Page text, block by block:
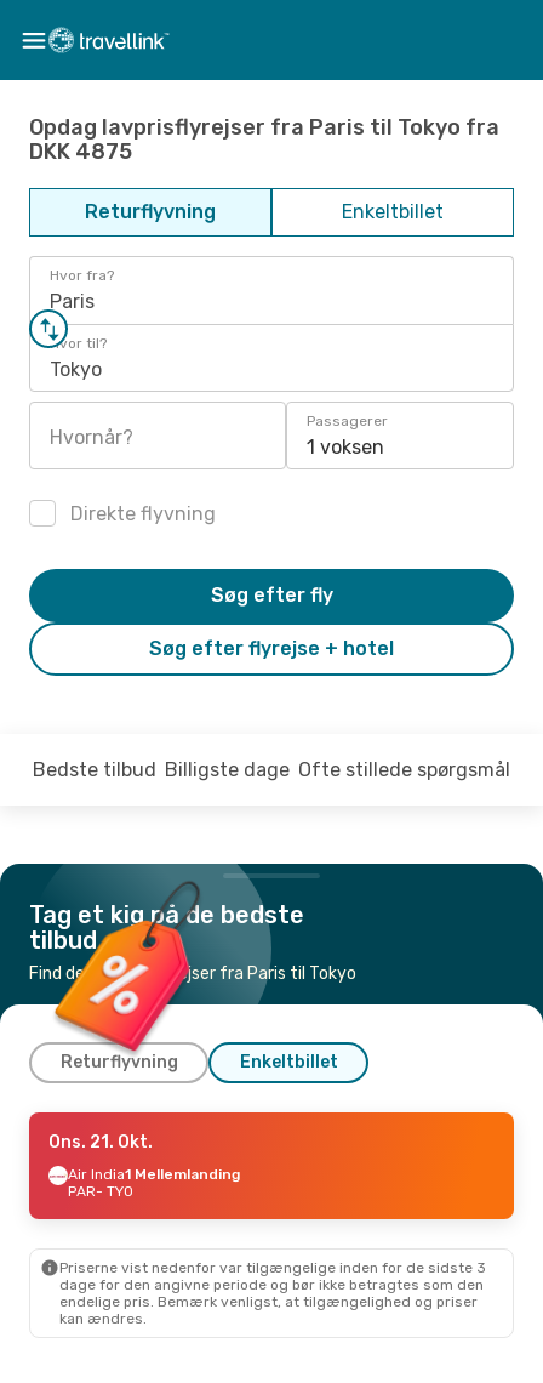
Opdag lavprisflyrejser fra Paris til Tokyo fra
DKK 4875
Returflyvning Enkeltbillet
Hvor fra?
Paris
Hvor til?
Tokyo
Hvornår?
Passagerer
1 voksen
Direkte flyvning
Søg efter flyrejse + hotel
Søg efter fly
Bedste tilbud Billigste dage Ofte stillede spørgsmål
Tag et kig på de bedste
tilbud
Find de billigste flyrejser fra Paris til Tokyo
Returflyvning Enkeltbillet
Fre. 18. Sep.
Air India1 Mellemlanding
PAR- TYO
TYO- PAR
Søn. 11. Okt. - Lør. 17. Okt.
Air India1 Mellemlanding
Ons. 21. Okt.
Air India1 Mellemlanding
PAR- TYO
Priserne vist nedenfor var tilgængelige inden for de sidste 3
dage for den angivne periode og bør ikke betragtes som den
endelige pris. Bemærk venligst, at tilgængelighed og priser
kan ændres.